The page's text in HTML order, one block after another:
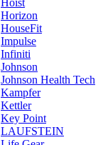
Hoist
Horizon
HouseFit
Impulse
Infiniti
Johnson
Johnson Health Tech
Kampfer
Kettler
Key Point
LAUFSTEIN